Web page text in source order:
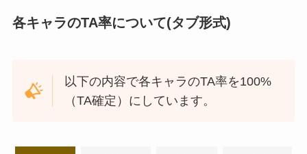
各キャラのTA率について(タブ形式)
以下の内容で各キャラのTA率を100%
（TA確定）にしています。